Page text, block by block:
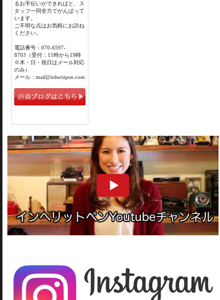
るお手伝いができればと、ス
タッフ一同全力でがんばって
います。
ご不明な点はお気軽にお訪ね
ください。
電話番号：070-6597-
8703（受付：11時から19時
※木・日・祝日はメール対応
のみ）
メール：mail@inheritpen.com